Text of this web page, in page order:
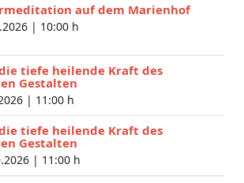
auf dem Marienhof
| 10:00 h
tiefe heilende Kraft des
Gestalten
| 11:00 h
tiefe heilende Kraft des
Gestalten
| 11:00 h